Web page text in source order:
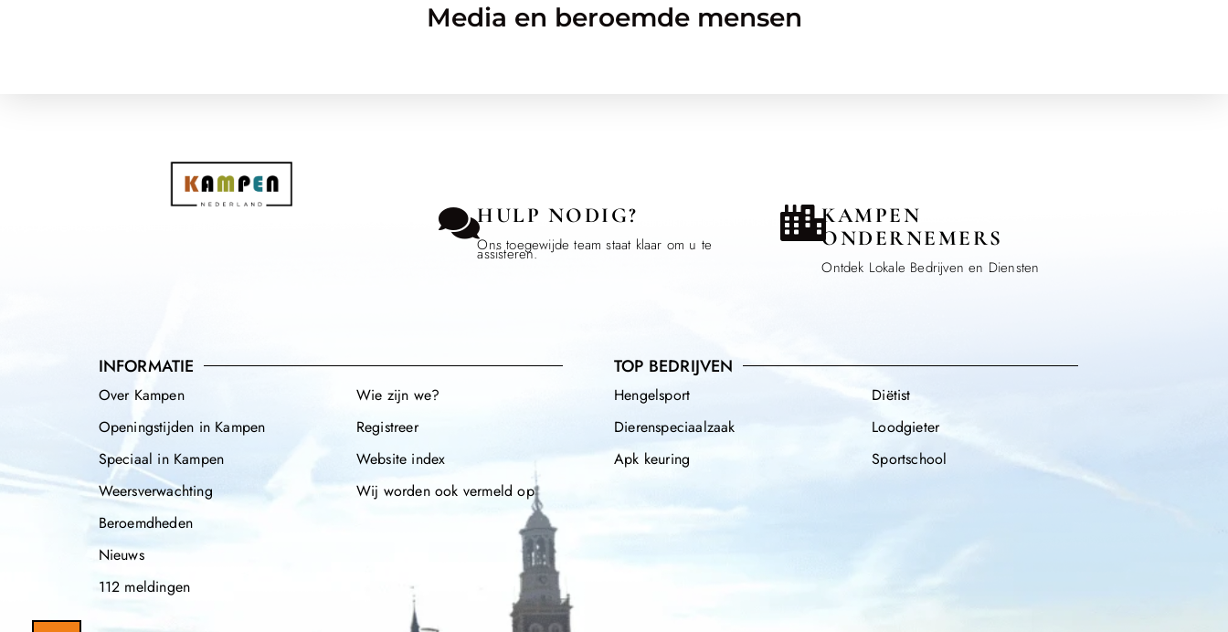
Media en beroemde mensen
HULP NODIG?
Ons toegewijde team staat klaar om u te
assisteren.
KAMPEN
ONDERNEMERS
Ontdek Lokale Bedrijven en Diensten
INFORMATIE
Over Kampen
Openingstijden in Kampen
Speciaal in Kampen
Weersverwachting
Beroemdheden
Nieuws
112 meldingen
Wie zijn we?
Registreer
Website index
Wij worden ook vermeld op
TOP BEDRIJVEN
Hengelsport
Dierenspeciaalzaak
Apk keuring
Diëtist
Loodgieter
Sportschool